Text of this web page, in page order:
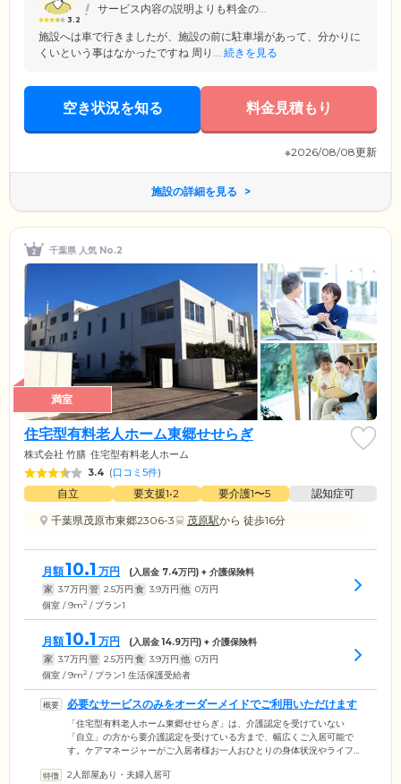
3.2
サービス内容の説明よりも料金の...
施設へは車で行きましたが、施設の前に駐車場があって、分かりに
くいという事はなかったですね 周り... 続きを見る
空き状況を知る 料金見積もり
※2026/08/08更新
施設の詳細を見る
千葉県 人気 No.2
満室
住宅型有料老人ホーム東郷せせらぎ
株式会社 竹膳 住宅型有料老人ホーム
3.4 (口コミ5件)
自立 要支援1•2 要介護1〜5
認知症可
千葉県茂原市東郷2306-3
茂原駅から 徒歩16分
月額10.1 万円 (入居金 7.4万円) + 介護保険料
家 3.7万円 管 2.5万円 食 3.9万円 他 0万円
個室 / 9m2 / プラン1
月額10.1 万円 (入居金14.9万円) + 介護保険料
家 3.7万円 管 2.5万円 食 3.9万円 他 0万円
個室 / 9m2 / プラン1 生活保護受給者
必要なサービスのみをオーダーメイドでご利用いただけます
「住宅型有料老人ホーム東郷せせらぎ」は、介護認定を受けていない
「自立」の方から要介護認定を受けている方まで、幅広くご入居可能で
す。ケアマネージャーがご入居者様お一人おひとりの身体状況やライフ
ビスを受けることが可能。訪問看護サービスや訪問ヘルパーサービス、
2人部屋あり・夫婦入居可